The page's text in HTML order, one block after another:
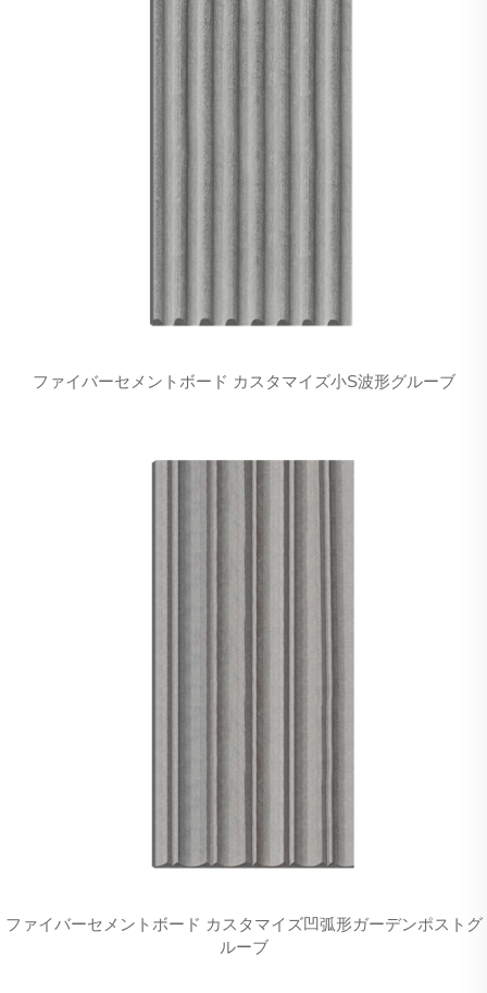
ファイバーセメントボード カスタマイズ小S波形グルーブ
ファイバーセメントボード カスタマイズ凹弧形ガーデンポストグ
ルーブ